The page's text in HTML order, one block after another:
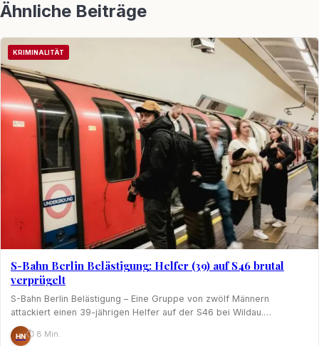
Ähnliche Beiträge
KRIMINALITÄT
S-Bahn Berlin Belästigung: Helfer (39) auf S46 brutal
verprügelt
S-Bahn Berlin Belästigung – Eine Gruppe von zwölf Männern
attackiert einen 39-jährigen Helfer auf der S46 bei Wildau.…
HN⏱ 8 Min.